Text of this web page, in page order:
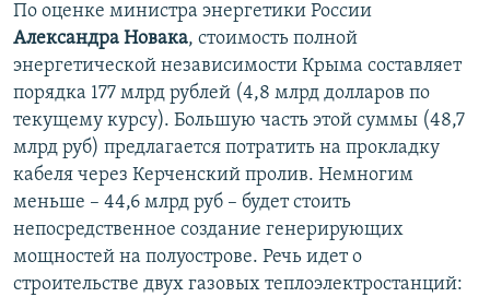
По оценке министра энергетики России
Александра Новака, стоимость полной
энергетической независимости Крыма составляет
порядка 177 млрд рублей (4,8 млрд долларов по
текущему курсу). Большую часть этой суммы (48,7
млрд руб) предлагается потратить на прокладку
кабеля через Керченский пролив. Немногим
меньше – 44,6 млрд руб – будет стоить
непосредственное создание генерирующих
мощностей на полуострове. Речь идет о
строительстве двух газовых теплоэлектростанций: